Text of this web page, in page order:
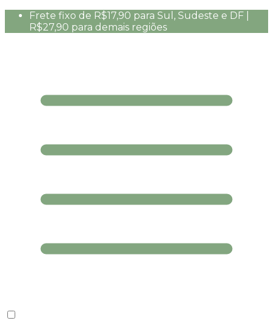
Frete fixo de R$17,90 para Sul, Sudeste e DF |
R$27,90 para demais regiões